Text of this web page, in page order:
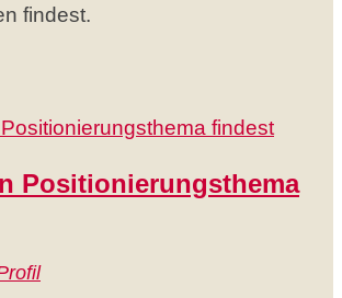
findest.
Positionierungsthema